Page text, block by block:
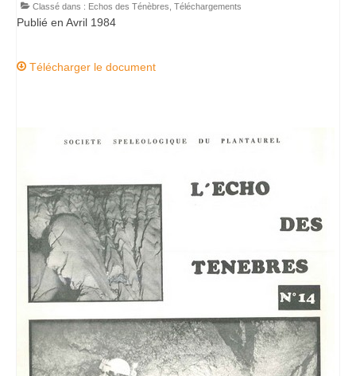
Topos
Accès Réglementés
Les accès réglementés canyon
Galerie Classiques
Galerie Karsts
Galerie Canyons
Galerie Explos
Galerie Secours
Blog
Classé dans : Echos des Ténèbres Téléchargements
Publié en Avril 1984
Télécharger le document